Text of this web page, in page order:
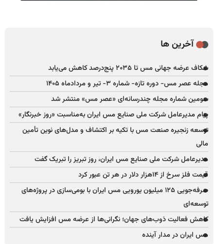
آخرین ها
شکاف عرضه جهانی مس تا ۲۰۳۵ پنج‌درصد کاهش می‌یابد
مجله عصر مس- دوره تازه- شماره ۳- تیر و مردادماه ۱۴۰۵
سومین شماره مجله چندرسانه‌ای «عصر مس» منتشر شد
پیام مدیرعامل شرکت ملی صنایع مس ایران به‌مناسبت «روز خبرنگار»
توسعه زنجیره صنعت مس با تکیه بر اکتشاف و مدل‌های نوین تأمین
مالی
مدیرعامل شرکت ملی صنایع مس ایران، روز تبریز را تبریک گفت
قیمت فلز سرخ از ۱۴هزار دلار در هر تن عبور کرد
صرفه‌جویی ۱۲۵ میلیون یورویی مس ایران با بومی‌سازی در پروژه‌های
توسعه‌ای
کاهش فعالیت ذوب‌های جهان؛ نگرانی‌ها از عرضه مس افزایش یافت
مس ایران در مدار آینده